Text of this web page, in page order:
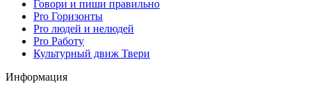
Говори и пиши правильно
Pro Горизонты
Pro людей и нелюдей
Pro Работу
Культурный движ Твери
Информация